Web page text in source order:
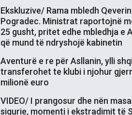
Ekskluzive/ Rama mbledh
Pogradec. Ministrat raportojnë
25 gusht, pritet edhe mbledhja e
që mund të ndryshojë kabinetin
Aventurë e re për Asllanin, ylli
transferohet te klubi i njohur
milionë euro
VIDEO/ I prangosur dhe nën
sigurie, momenti i ekstradimit të